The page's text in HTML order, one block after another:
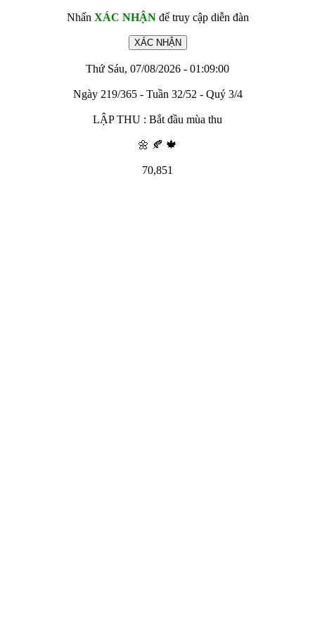
Nhấn XÁC NHẬNđể truy cập diễn đàn
Thứ Sáu, 07/08/2026 - 01:09:00
Ngày 219/365 - Tuần 32/52 - Quý 3/4
LẬP THU : Bắt đầu mùa thu
🌼 🍂 🍁
70,851